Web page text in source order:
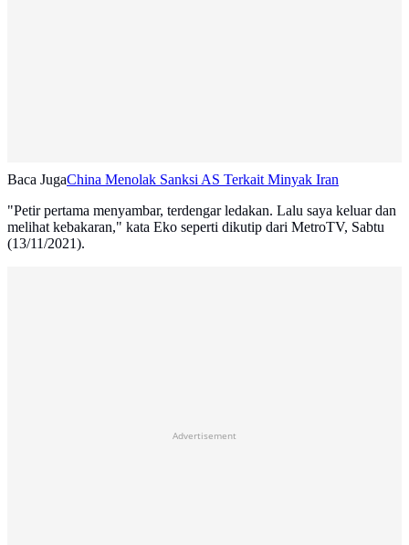
Baca JugaChina Menolak Sanksi AS Terkait Minyak Iran
"Petir pertama menyambar, terdengar ledakan. Lalu saya keluar dan
melihat kebakaran," kata Eko seperti dikutip dari MetroTV, Sabtu
(13/11/2021).
Advertisement